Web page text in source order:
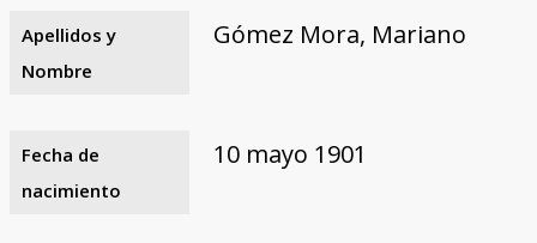
Razones y objetivos
El equipo
Colaboradores
Fuentes documentales
Apellidos y
Nombre
Gómez Mora, Mariano
Fecha de
nacimiento
10 mayo 1901